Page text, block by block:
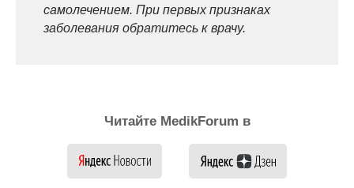
самолечением. При первых признаках
заболевания обратитесь к врачу.
Читайте MedikForum в